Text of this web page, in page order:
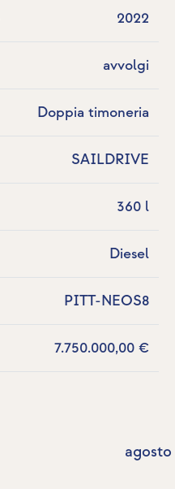
2022
avvolgi
Doppia timoneria
SAILDRIVE
360 l
Diesel
PITT-NEOS8
7.750.000,00 €